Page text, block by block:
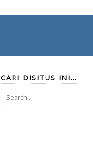
CARI DISITUS INI…
Search
for: